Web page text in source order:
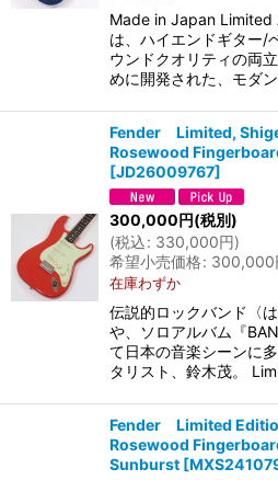
Made in Japan
は、ハイエンドギター/
ウンドクオリティの両
めに開発された、モダ
Fender Limited,
Rosewood
[JD26009767]
300,000円(税別)
(税込: 330,000円)
希望小売価格: 300,000
在庫わずか
伝説的ロックバンド〈
や、ソロアルバム『
て日本の音楽シーンに
タリスト、鈴木茂。
Fender Limited
Rosewood
Sunburst [